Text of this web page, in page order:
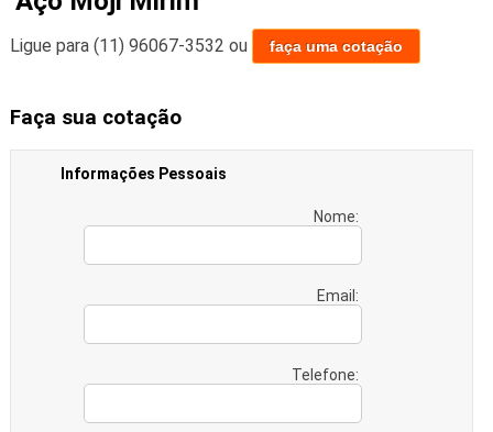
Ligue para (11) 96067-3532 ou faça uma cotação
Faça sua cotação
Informações Pessoais
Nome:
Email:
Telefone: